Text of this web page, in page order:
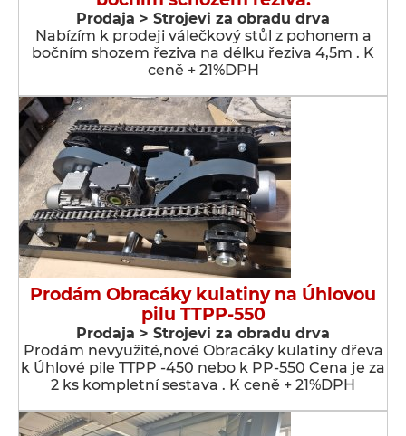
Prodaja > Strojevi za obradu drva
Nabízím k prodeji válečkový stůl z pohonem a
bočním shozem řeziva na délku řeziva 4,5m . K
ceně + 21%DPH
Prodám Obracáky kulatiny na Úhlovou
pilu TTPP-550
Prodaja > Strojevi za obradu drva
Prodám nevyužité,nové Obracáky kulatiny dřeva
k Úhlové pile TTPP -450 nebo k PP-550 Cena je za
2 ks kompletní sestava . K ceně + 21%DPH